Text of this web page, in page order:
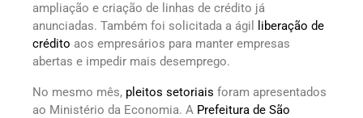
ampliação e criação de linhas de crédito já
anunciadas. Também foi solicitada a ágil
liberação de
crédito aos empresários para manter empresas
abertas e impedir mais desemprego.
No mesmo mês, pleitos setoriais foram apresentados
ao Ministério da Economia. A Prefeitura de São